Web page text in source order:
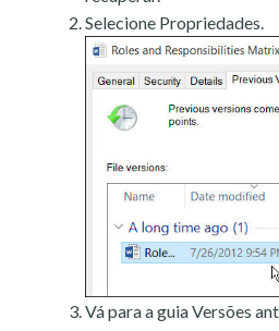
Selecione Propriedades.
Vá para a guia Versões